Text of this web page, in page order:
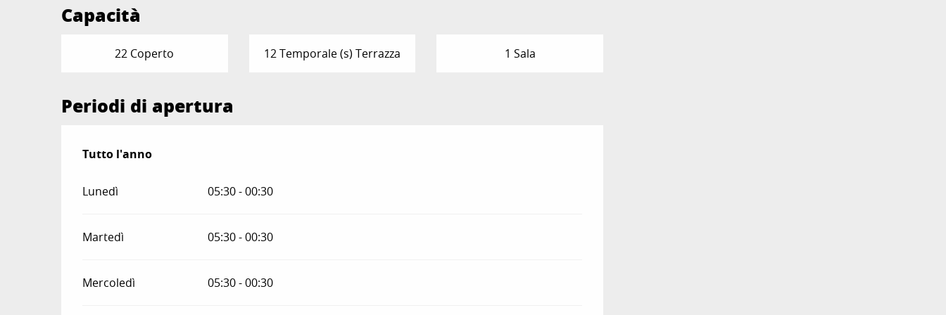
Capacità
22 Coperto 12 Temporale (s) Terrazza 1 Sala
Periodi di apertura
Tutto l'anno
Tutto l'anno
Lunedì 05:30 - 00:30
Martedì 05:30 - 00:30
Mercoledì 05:30 - 00:30